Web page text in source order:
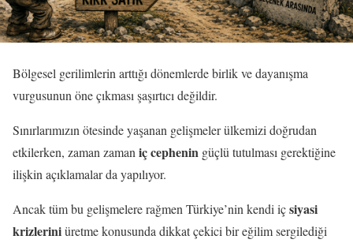
Bölgesel gerilimlerin arttığı dönemlerde birlik ve dayanışma
vurgusunun öne çıkması şaşırtıcı değildir.
Sınırlarımızın ötesinde yaşanan gelişmeler ülkemizi doğrudan
etkilerken, zaman zaman iç cephenin güçlü tutulması gerektiğine
ilişkin açıklamalar da yapılıyor.
Ancak tüm bu gelişmelere rağmen Türkiye’nin kendi içsiyasi
krizleriniüretme konusunda dikkat çekici bir eğilim sergilediği